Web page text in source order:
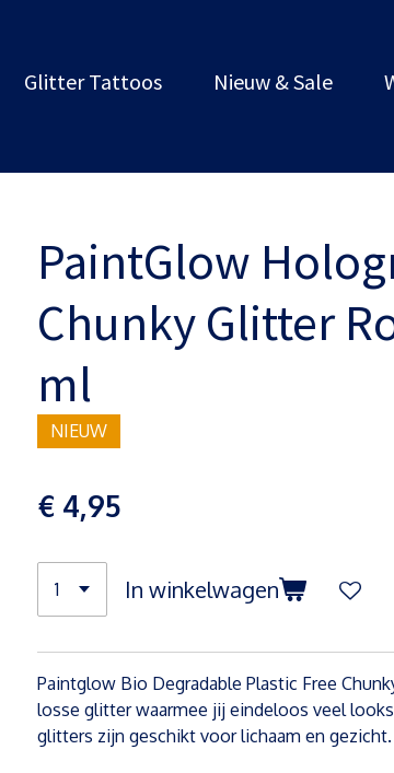
Glitter Tattoos Nieuw & Sale
PaintGlow
Chunky Glitter
ml
NIEUW
€ 4,95
In winkelwagen
Paintglow Bio Degradable Plastic Free
losse glitter waarmee jij eindeloos veel
glitters zijn geschikt voor lichaam en gezicht.